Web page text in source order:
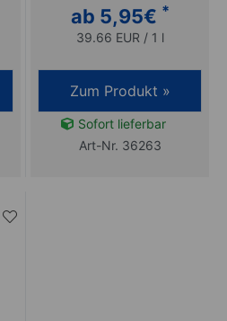
ab 5,95€ *
39.66 EUR / 1 l
Zum Produkt »
Sofort lieferbar
Art-Nr. 36263